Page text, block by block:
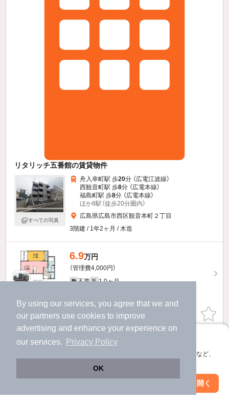
By using our services, you agree that we and
our partners use cookies to improve
advertising and enhance your experience on
our services.
Privacy Policy
OK
アプリに切り替えて、サクサクお部屋探し
会員登録なしですぐ使える。マップ検索やお気に入り保存など、
アプリを開く
リタリッチ五番館の賃貸物件
すべての写真
舟入幸町駅 歩20分 （広電江波線）
西観音町駅 歩8分 （広電本線）
福島町駅 歩8分 （広電本線）
ほか8駅（徒歩20分圏内）
広島県広島市西区観音本町２丁目
3階建 / 1年2ヶ月 / 木造
6.9万円
（管理費4,000円）
敷 不要 礼 1.0ヶ月
お問い合わせ（無料）
万円
絞り込み条件を変更